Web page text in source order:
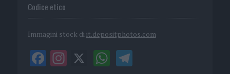
Codice etico
Immagini stock di it.depositphotos.com